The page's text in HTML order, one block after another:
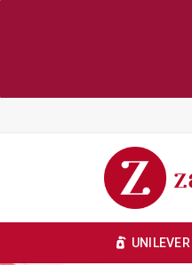
UNILEVER